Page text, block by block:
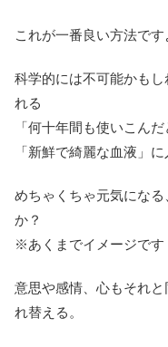
これが一番良い方法です
科学的には不可能かも
れる
「何十年間も使いこん
「新鮮で綺麗な血液」
めちゃくちゃ元気にな
か？
※あくまでイメージです
意思や感情、心もそれ
れ替える。